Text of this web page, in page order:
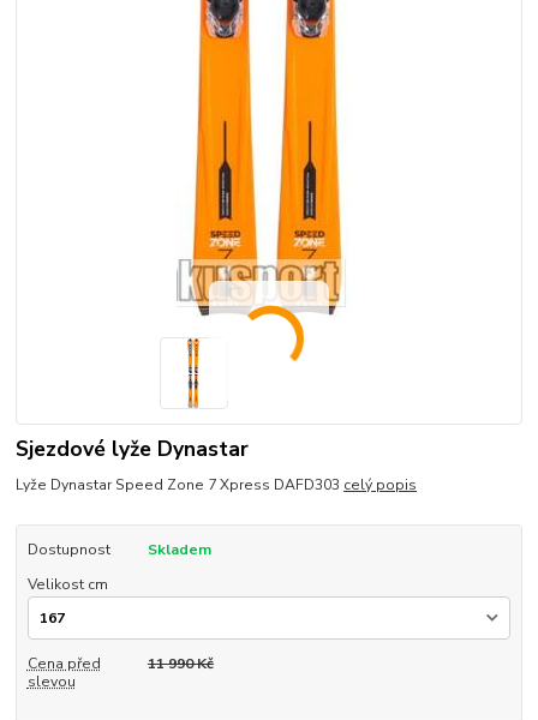
Sjezdové lyže Dynastar
Lyže Dynastar Speed Zone 7 Xpress DAFD303 celý popis
Dostupnost
Skladem
Velikost cm
Cena před
slevou
11 990 Kč